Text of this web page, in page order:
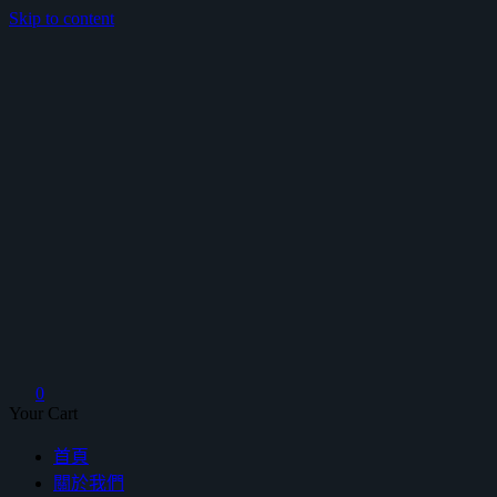
Skip to content
0
Your Cart
首頁
關於我們